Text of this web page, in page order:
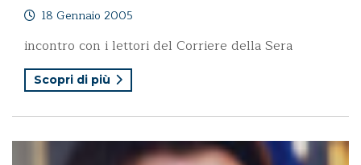
18 Gennaio 2005
incontro con i lettori del Corriere della Sera
Scopri di più